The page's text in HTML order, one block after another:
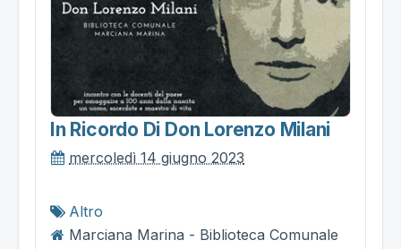
In Ricordo Di Don Lorenzo Milani
mercoledì 14 giugno 2023
Altro
Marciana Marina - Biblioteca Comunale